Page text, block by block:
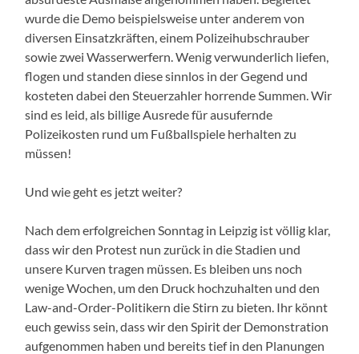
wurde die Demo beispielsweise unter anderem von
diversen Einsatzkräften, einem Polizeihubschrauber
sowie zwei Wasserwerfern. Wenig verwunderlich liefen,
flogen und standen diese sinnlos in der Gegend und
kosteten dabei den Steuerzahler horrende Summen. Wir
sind es leid, als billige Ausrede für ausufernde
Polizeikosten rund um Fußballspiele herhalten zu
müssen!
Und wie geht es jetzt weiter?
Nach dem erfolgreichen Sonntag in Leipzig ist völlig klar,
dass wir den Protest nun zurück in die Stadien und
unsere Kurven tragen müssen. Es bleiben uns noch
wenige Wochen, um den Druck hochzuhalten und den
Law-and-Order-Politikern die Stirn zu bieten. Ihr könnt
euch gewiss sein, dass wir den Spirit der Demonstration
aufgenommen haben und bereits tief in den Planungen